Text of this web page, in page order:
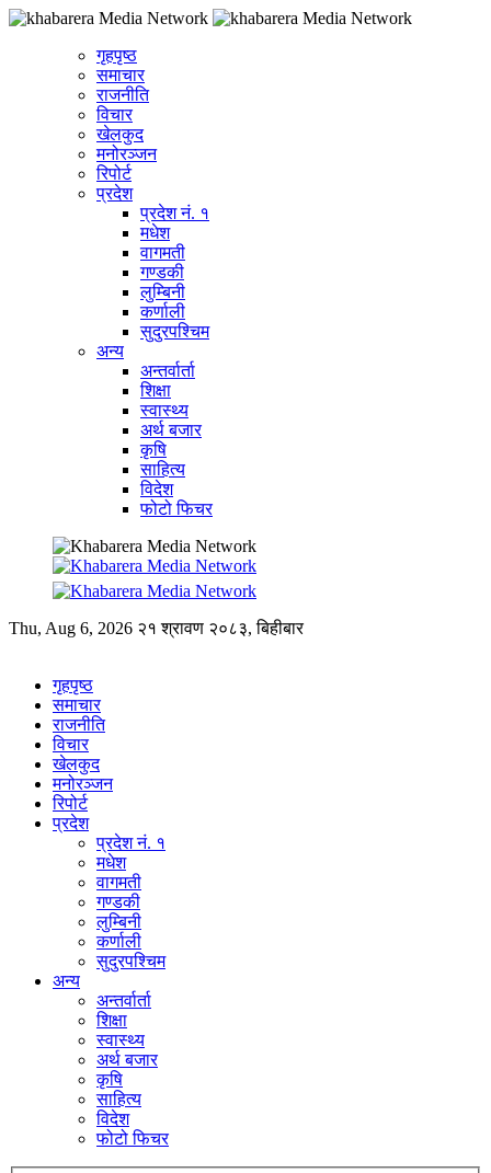
गृहपृष्ठ
समाचार
राजनीति
विचार
खेलकुद
मनोरञ्जन
रिपोर्ट
प्रदेश
प्रदेश नं. १
मधेश
वागमती
गण्डकी
लुम्बिनी
कर्णाली
सुदुरपश्चिम
अन्य
अन्तर्वार्ता
शिक्षा
स्वास्थ्य
अर्थ बजार
कृषि
साहित्य
विदेश
फोटो फिचर
Thu, Aug 6, 2026 २१ श्रावण २०८३, बिहीबार
गृहपृष्ठ
समाचार
राजनीति
विचार
खेलकुद
मनोरञ्जन
रिपोर्ट
प्रदेश
प्रदेश नं. १
मधेश
वागमती
गण्डकी
लुम्बिनी
कर्णाली
सुदुरपश्चिम
अन्य
अन्तर्वार्ता
शिक्षा
स्वास्थ्य
अर्थ बजार
कृषि
साहित्य
विदेश
फोटो फिचर